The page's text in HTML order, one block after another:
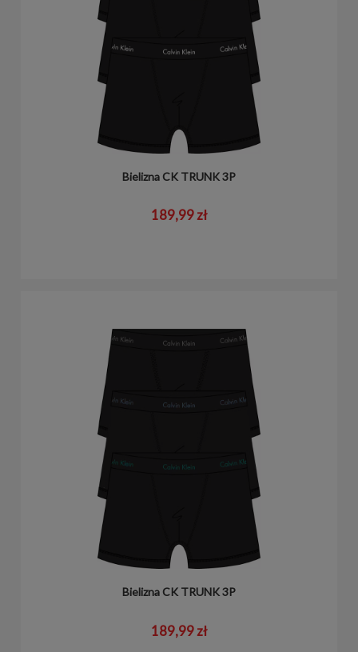
Bielizna CK TRUNK 3P
189,99 zł
Bielizna CK TRUNK 3P
189,99 zł